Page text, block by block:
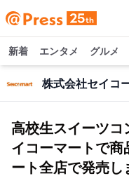
新着 エンタメ グルメ
株式会社セイコ
高校生スイーツコ
イコーマートで商
ート全店で発売し